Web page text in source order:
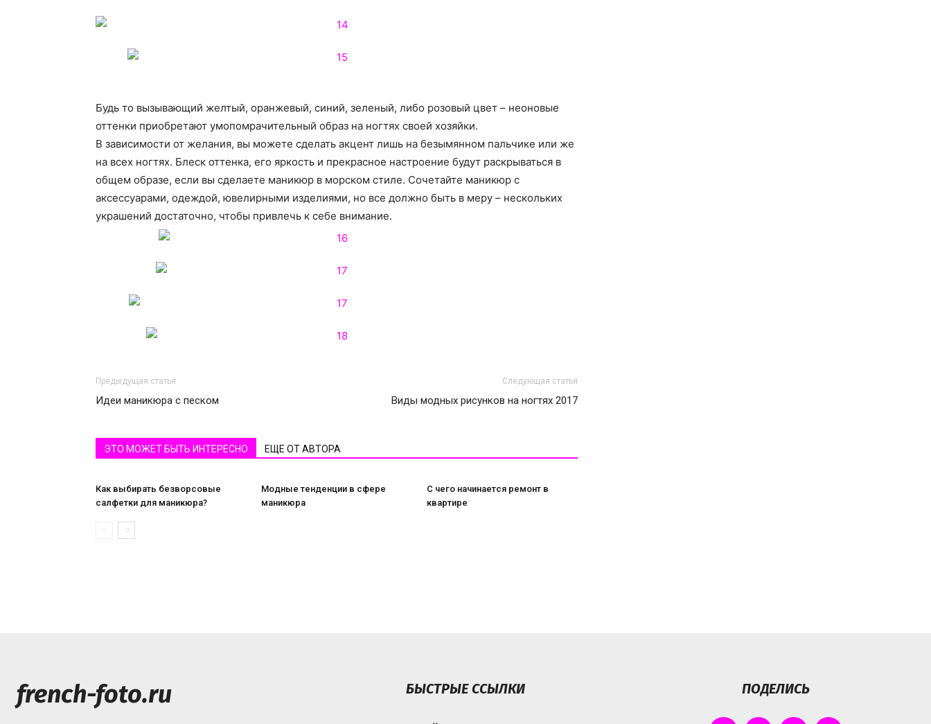
Будь то вызывающий желтый, оранжевый, синий, зеленый, либо розовый цвет – неоновые
оттенки приобретают умопомрачительный образ на ногтях своей хозяйки.
В зависимости от желания, вы можете сделать акцент лишь на безымянном пальчике или же
на всех ногтях. Блеск оттенка, его яркость и прекрасное настроение будут раскрываться в
общем образе, если вы сделаете маникюр в морском стиле. Сочетайте маникюр с
аксессуарами, одеждой, ювелирными изделиями, но все должно быть в меру – нескольких
украшений достаточно, чтобы привлечь к себе внимание.
Предыдущая статья
Идеи маникюра с песком
Следующая статья
Виды модных рисунков на ногтях 2017
ЭТО МОЖЕТ БЫТЬ ИНТЕРЕСНО ЕЩЕ ОТ АВТОРА
Как выбирать безворсовые
салфетки для маникюра?
Модные тенденции в сфере
маникюра
С чего начинается ремонт в
квартире
french-foto.ru БЫСТРЫЕ ССЫЛКИ ПОДЕЛИСЬ